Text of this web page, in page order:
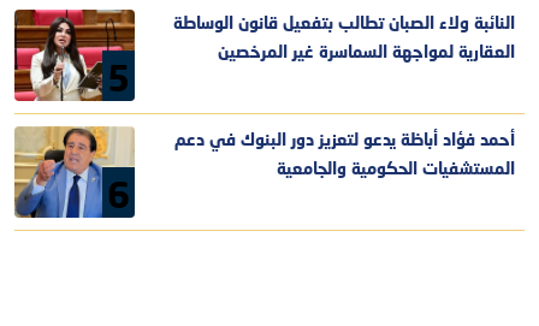
5
النائبة ولاء الصبان تطالب بتفعيل قانون الوساطة
العقارية لمواجهة السماسرة غير المرخصين
6
أحمد فؤاد أباظة يدعو لتعزيز دور البنوك في دعم
المستشفيات الحكومية والجامعية